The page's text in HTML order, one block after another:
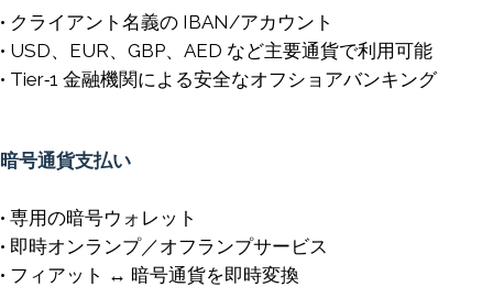
• クライアント名義の IBAN/アカウント
• USD、EUR、GBP、AED など主要通貨で利用可能
• Tier‑1 金融機関による安全なオフショアバンキング
暗号通貨支払い
• 専用の暗号ウォレット
• 即時オンランプ／オフランプサービス
• フィアット ↔ 暗号通貨を即時変換